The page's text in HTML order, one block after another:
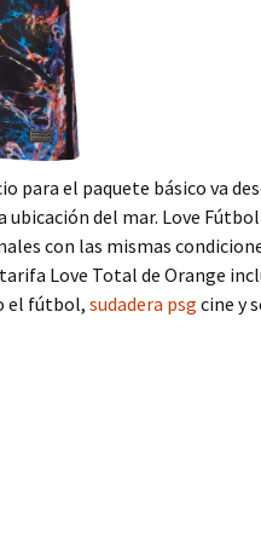
para el paquete básico va
ubicación del mar. Love
con las mismas
Love Total de Orange
el fútbol,sudadera psg cine y